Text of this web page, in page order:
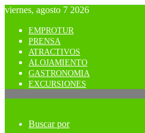
viernes, agosto 7 2026
EMPROTUR
PRENSA
ATRACTIVOS
ALOJAMIENTO
GASTRONOMIA
EXCURSIONES
Buscar por